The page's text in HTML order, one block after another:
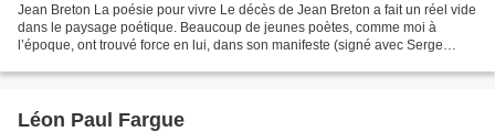
Jean Breton La poésie pour vivre Le décès de Jean Breton a fait un réel vide
dans le paysage poétique. Beaucoup de jeunes poètes, comme moi à
l’époque, ont trouvé force en lui, dans son manifeste (signé avec Serge
Léon Paul Fargue